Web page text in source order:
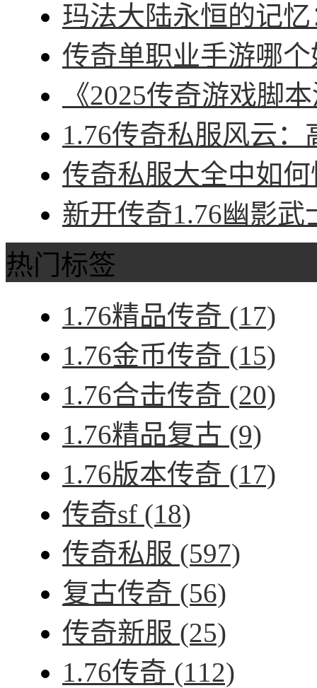
玛法大陆永恒的记
传奇单职业手游哪
《2025传奇游戏脚
1.76传奇私服风云
传奇私服大全中如
新开传奇1.76幽影
热门标签
1.76精品传奇 (17)
1.76金币传奇 (15)
1.76合击传奇 (20)
1.76精品复古 (9)
1.76版本传奇 (17)
传奇sf (18)
传奇私服 (597)
复古传奇 (56)
传奇新服 (25)
1.76传奇 (112)